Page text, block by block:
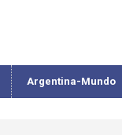
Argentina-Mundo